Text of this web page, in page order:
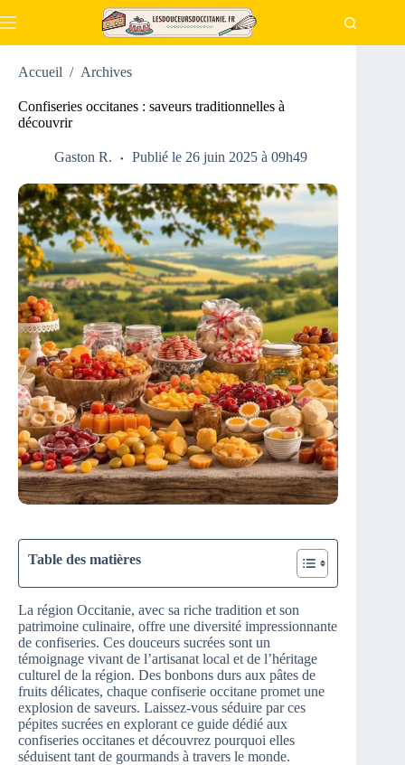
au
Accueil / Archives
Confiseries occitanes : saveurs traditionnelles à
découvrir
Gaston R. Publié le 26 juin 2025 à 09h49
Table des matières
La région Occitanie, avec sa riche tradition et son
patrimoine culinaire, offre une diversité impressionnante
de confiseries. Ces douceurs sucrées sont un
témoignage vivant de l’artisanat local et de l’héritage
culturel de la région. Des bonbons durs aux pâtes de
fruits délicates, chaque confiserie occitane promet une
explosion de saveurs. Laissez-vous séduire par ces
pépites sucrées en explorant ce guide dédié aux
confiseries occitanes et découvrez pourquoi elles
séduisent tant de gourmands à travers le monde.